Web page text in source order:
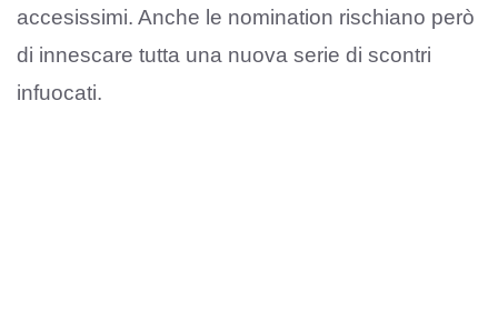
accesissimi. Anche le nomination rischiano però
di innescare tutta una nuova serie di scontri
infuocati.